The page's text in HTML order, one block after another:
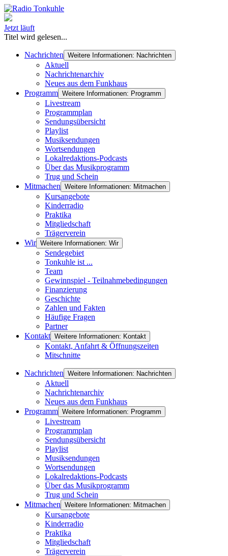
Jetzt läuft
Titel wird gelesen...
Nachrichten Weitere Informationen: Nachrichten
Aktuell
Nachrichtenarchiv
Neues aus dem Funkhaus
Programm Weitere Informationen: Programm
Livestream
Programmplan
Sendungsübersicht
Playlist
Musiksendungen
Wortsendungen
Lokalredaktions-Podcasts
Über das Musikprogramm
Trug und Schein
Mitmachen Weitere Informationen: Mitmachen
Kursangebote
Kinderradio
Praktika
Mitgliedschaft
Trägerverein
Wir Weitere Informationen: Wir
Sendegebiet
Tonkuhle ist ...
Team
Gewinnspiel - Teilnahmebedingungen
Finanzierung
Geschichte
Zahlen und Fakten
Häufige Fragen
Partner
Kontakt Weitere Informationen: Kontakt
Kontakt, Anfahrt & Öffnungszeiten
Mitschnitte
Nachrichten Weitere Informationen: Nachrichten
Aktuell
Nachrichtenarchiv
Neues aus dem Funkhaus
Programm Weitere Informationen: Programm
Livestream
Programmplan
Sendungsübersicht
Playlist
Musiksendungen
Wortsendungen
Lokalredaktions-Podcasts
Über das Musikprogramm
Trug und Schein
Mitmachen Weitere Informationen: Mitmachen
Kursangebote
Kinderradio
Praktika
Mitgliedschaft
Trägerverein